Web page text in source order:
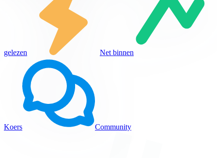
gelezen Net binnen
Koers Community